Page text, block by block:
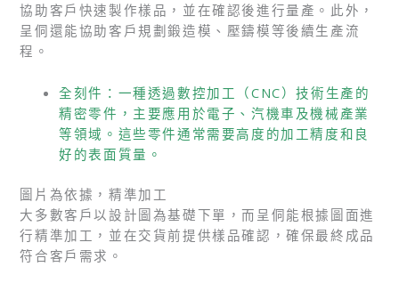
協助客戶快速製作樣品，並在確認後進行量產。此外，
呈侗還能協助客戶規劃鍛造模、壓鑄模等後續生產流
程。
全刻件：一種透過數控加工（CNC）技術生產的
精密零件，主要應用於電子、汽機車及機械產業
等領域。這些零件通常需要高度的加工精度和良
好的表面質量。
圖片為依據，精準加工
大多數客戶以設計圖為基礎下單，而呈侗能根據圖面進
行精準加工，並在交貨前提供樣品確認，確保最終成品
符合客戶需求。